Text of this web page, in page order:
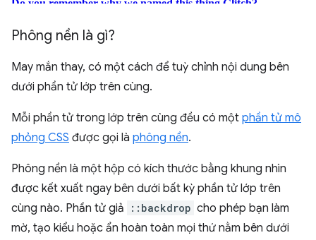
Phông nền là gì?
May mắn thay, có một cách để tuỳ chỉnh nội dung bên
dưới phần tử lớp trên cùng.
Mỗi phần tử trong lớp trên cùng đều có một phần tử mô
phỏng CSS được gọi là phông nền.
Phông nền là một hộp có kích thước bằng khung nhìn
được kết xuất ngay bên dưới bất kỳ phần tử lớp trên
cùng nào. Phần tử giả
::backdrop cho phép bạn làm
mờ, tạo kiểu hoặc ẩn hoàn toàn mọi thứ nằm bên dưới